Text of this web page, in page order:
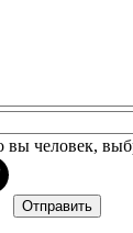
вы человек,